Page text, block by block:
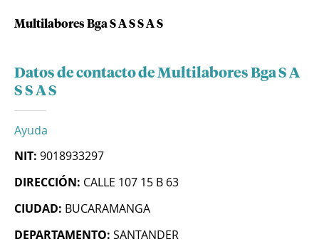
Multilabores Bga S A S S A S
Datos de contacto de Multilabores Bga S A
S S A S
Ayuda
NIT: 9018933297
DIRECCIÓN: CALLE 107 15 B 63
CIUDAD: BUCARAMANGA
DEPARTAMENTO: SANTANDER